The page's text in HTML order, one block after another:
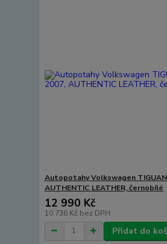
Autopotahy Volkswagen
AUTHENTIC LEATHER, černobílé
12 990 Kč
10 736 Kč bez DPH
Přidat do